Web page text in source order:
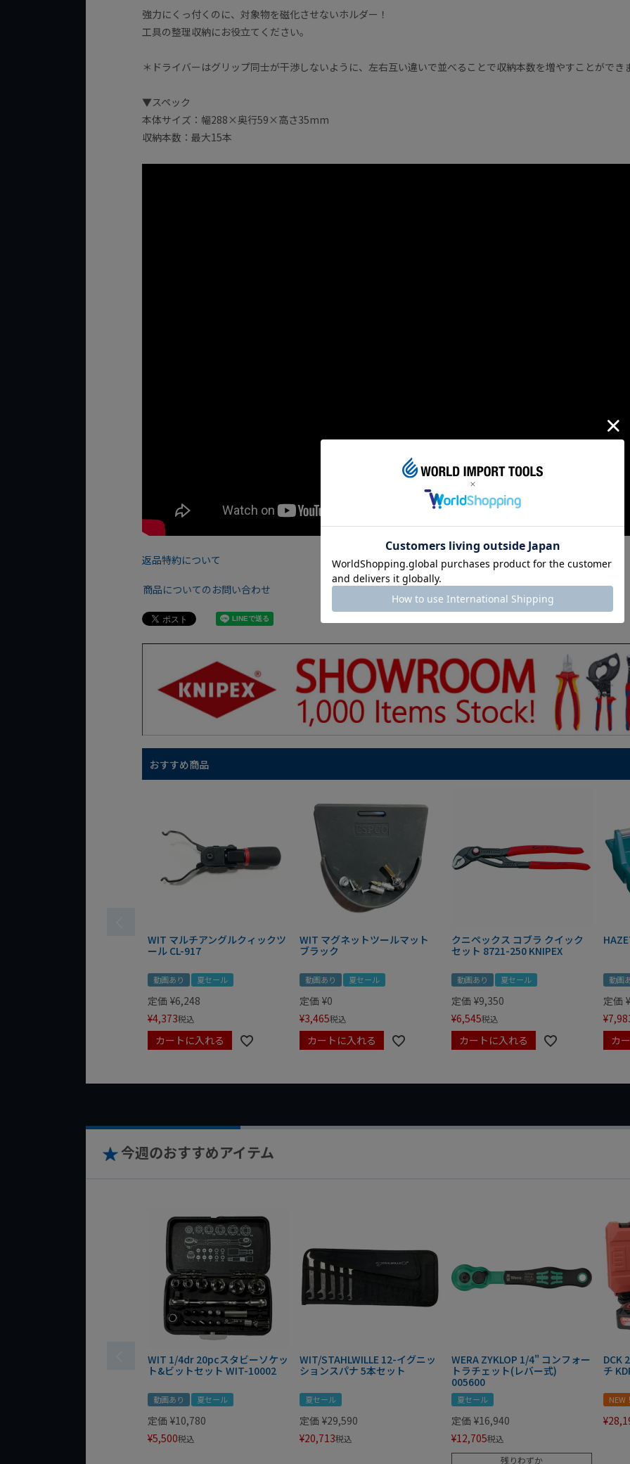
強力にくっ付くのに、対象物を磁化させないホルダー！
工具の整理収納にお役立てください。
＊ドライバーはグリップ同士が干渉しないように、左右互い違いで並べることで収納本数を増やすことができ
▼スペック
本体サイズ：幅288×奥行59×高さ35mm
収納本数：最大15本
返品特約について
商品についてのお問い合わせ
おすすめ商品
WIT マルチアングルクィックツ
ール CL-917
動画あり 夏セール
定価 ¥6,248
¥4,373税込
カートに入れる
WIT マグネットツールマット
ブラック
動画あり 夏セール
定価 ¥0
¥3,465税込
カートに入れる
クニペックス コブラ クイック
セット 8721-250 KNIPEX
動画あり 夏セール
定価 ¥9,350
¥6,545税込
カートに入れる
動画
定価 ¥
¥
カ
今週のおすすめアイテム
WIT 1/4dr 20pcスタビーソケッ
ト&ビットセット WIT-10002
動画あり 夏セール
定価 ¥10,780
¥5,500税込
WIT/STAHLWILLE 12-イグニッ
ションスパナ 5本セット
夏セール
定価 ¥29,590
¥20,713税込
WERA ZYKLOP 1/4" コンフォー
トラチェット(レバー式)
005600
夏セール
定価 ¥16,940
¥12,705税込
残りわずか
DCK
チ
NEW
¥